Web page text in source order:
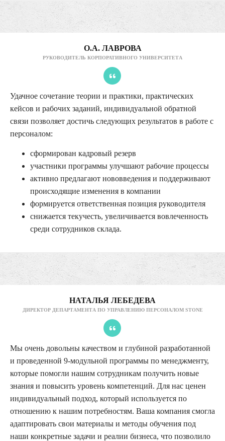
О.А. ЛАВРОВА
РУКОВОДИТЕЛЬ КОРПОРАТИВНОГО УНИВЕРСИТЕТА
Удачное сочетание теории и практики, практических
кейсов и рабочих заданий, индивидуальной обратной
связи позволяет достичь следующих результатов в работе с
персоналом:
сформирован кадровый резерв
участники программы улучшают рабочие процессы
активно предлагают нововведения и поддерживают
происходящие изменения в компании
формируется ответственная позиция руководителя
снижается текучесть, увеличивается вовлеченность
среди сотрудников склада.
НАТАЛЬЯ ЛЕБЕДЕВА
ДИРЕКТОР ДЕПАРТАМЕНТА ПО УПРАВЛЕНИЮ ПЕРСОНАЛОМ STONE
Мы очень довольны качеством и глубиной разработанной
и проведенной 9-модульной программы по менеджменту,
которые помогли нашим сотрудникам получить новые
знания и повысить уровень компетенций. Для нас ценен
индивидуальный подход, который используется по
отношению к нашим потребностям. Ваша компания смогла
адаптировать свои материалы и методы обучения под
наши конкретные задачи и реалии бизнеса, что позволило